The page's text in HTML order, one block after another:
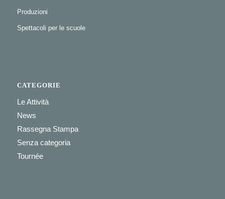
Produzioni
Spettacoli per le scuole
CATEGORIE
Le Attività
News
Rassegna Stampa
Senza categoria
Tournée